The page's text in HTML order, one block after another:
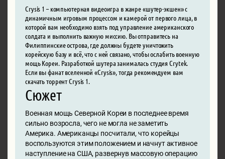
Crysis 1 – компьютерная видеоигра в жанре «шутер-экшен» с
динамичным игровым процессом и камерой от первого лица, в
которой вам необходимо взять под управление американского
солдата и выполнить важную миссию. Вы отправитесь на
Филиппинские острова, где должны будете уничтожить
корейскую базу и всё, что с ней связано, чтобы ослабить военную
мощь Кореи. Разработкой шутера занималась студия Crytek.
Если вы фанат вселенной «Crysis», тогда рекомендуем вам
скачать торрент Crysis 1.
Сюжет
Военная мощь Северной Кореи в последнее время
сильно возросла, чего не могла не заметить
Америка. Американцы посчитали, что корейцы
воспользуются этим положением и начнут активное
наступление на США, развернув массовую операцию